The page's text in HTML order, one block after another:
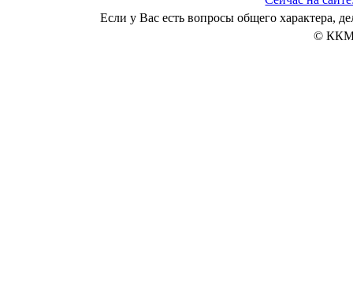
Если у Вас есть вопросы общего характера,
© ККМ